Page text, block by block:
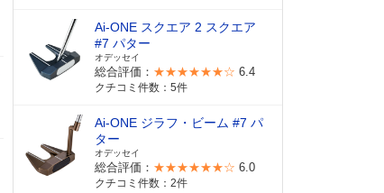
Ai-ONE スクエア 2 スクエア
#7 パター
オデッセイ
総合評価： ★★★★★★☆ 6.4
クチコミ件数：5件
Ai-ONE ジラフ・ビーム #7 パ
ター
オデッセイ
総合評価： ★★★★★★☆ 6.0
クチコミ件数：2件